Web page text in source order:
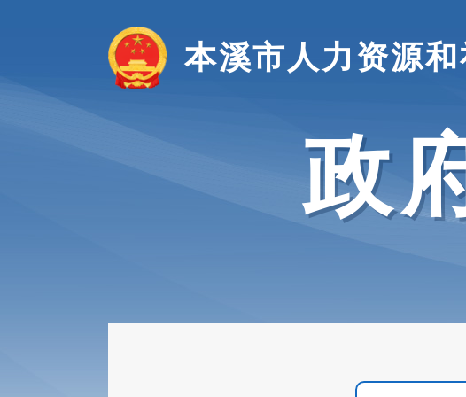
本溪市人力资源
政